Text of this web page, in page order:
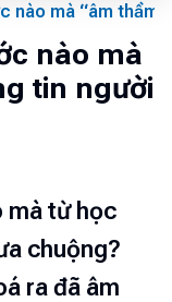
nào mà “âm
nào mà
tin người
mà từ học
chuộng?
ra đã âm